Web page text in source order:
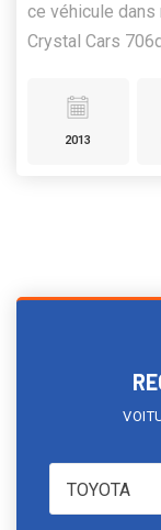
ce véhicule
Crystal Cars
2013
TOYOTATOYOTA